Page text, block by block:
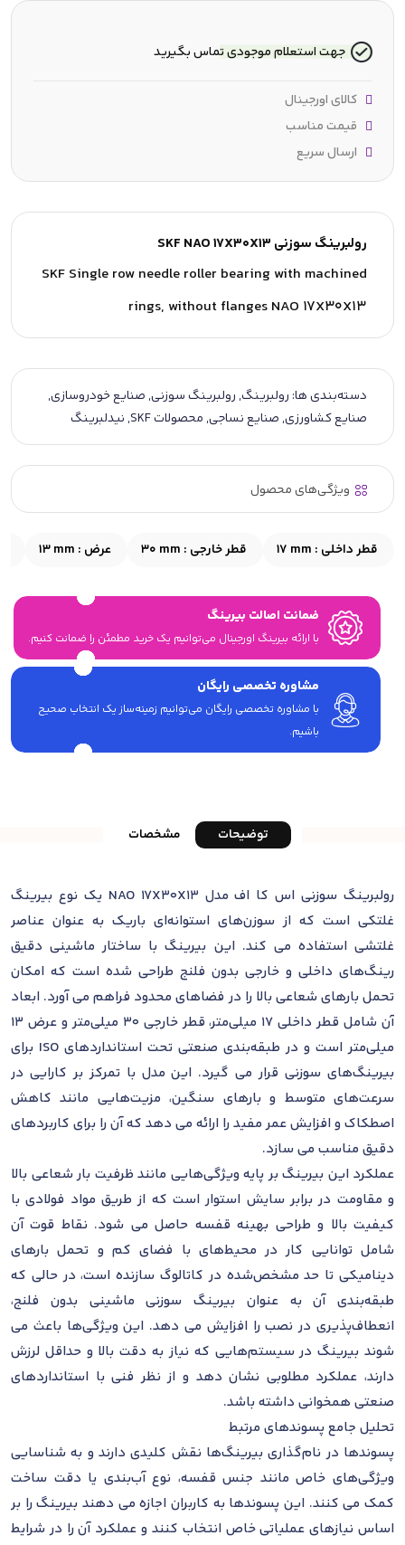
رولبرینگ سوزنی SKF NAO 17X30X13
SKF Single row needle roller bearing with machined
rings, without flanges NAO 17X30X13
دسته‌بندی ها: رولبرینگ,رولبرینگ سوزنی,صنایع خودروسازی,
صنایع کشاورزی,صنایع نساجی,محصولات SKF ,نیدلبرینگ
ویژگی‌های محصول
قطر داخلی : 17 mm قطر خارجی : 30 mm عرض : 13 mm
ضمانت اصالت بیرینگ
با ارائه بیرینگ اورجینال می‎‌توانیم یک خرید مطمئن را ضمانت کنیم.
مشاوره تخصصی رایگان
با مشاوره تخصصی رایگان می‌توانیم زمینه‌ساز یک انتخاب صحیح
باشیم.
جهت استعلام موجودی تماس بگیرید
کالای اورجینال
قیمت مناسب
ارسال سریع
توضیحات مشخصات
رولبرینگ سوزنی اس کا اف مدل NAO 17X30X13 یک نوع بیرینگ
غلتکی است که از سوزن‌های استوانه‌ای باریک به عنوان عناصر
غلتشی استفاده می کند. این بیرینگ با ساختار ماشینی دقیق
رینگ‌های داخلی و خارجی بدون فلنج طراحی شده است که امکان
تحمل بارهای شعاعی بالا را در فضاهای محدود فراهم می آورد. ابعاد
آن شامل قطر داخلی 17 میلی‌متر، قطر خارجی 30 میلی‌متر و عرض 13
میلی‌متر است و در طبقه‌بندی صنعتی تحت استانداردهای ISO برای
بیرینگ‌های سوزنی قرار می گیرد. این مدل با تمرکز بر کارایی در
سرعت‌های متوسط و بارهای سنگین، مزیت‌هایی مانند کاهش
اصطکاک و افزایش عمر مفید را ارائه می دهد که آن را برای کاربردهای
دقیق مناسب می سازد.
عملکرد این بیرینگ بر پایه ویژگی‌هایی مانند ظرفیت بار شعاعی بالا
و مقاومت در برابر سایش استوار است که از طریق مواد فولادی با
کیفیت بالا و طراحی بهینه قفسه حاصل می شود. نقاط قوت آن
شامل توانایی کار در محیط‌های با فضای کم و تحمل بارهای
دینامیکی تا حد مشخص‌شده در کاتالوگ سازنده است، در حالی که
طبقه‌بندی آن به عنوان بیرینگ سوزنی ماشینی بدون فلنج،
انعطاف‌پذیری در نصب را افزایش می دهد. این ویژگی‌ها باعث می
شوند بیرینگ در سیستم‌هایی که نیاز به دقت بالا و حداقل لرزش
دارند، عملکرد مطلوبی نشان دهد و از نظر فنی با استانداردهای
صنعتی همخوانی داشته باشد.
تحلیل جامع پسوندهای مرتبط
پسوندها در نام‌گذاری بیرینگ‌ها نقش کلیدی دارند و به شناسایی
ویژگی‌های خاص مانند جنس قفسه، نوع آب‌بندی یا دقت ساخت
کمک می کنند. این پسوندها به کاربران اجازه می دهند بیرینگ را بر
اساس نیازهای عملیاتی خاص انتخاب کنند و عملکرد آن را در شرایط